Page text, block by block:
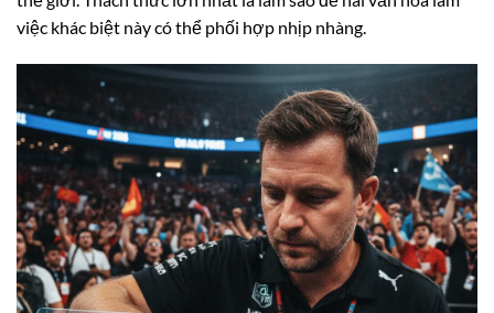
việc khác biệt này có thể phối hợp nhịp nhàng.